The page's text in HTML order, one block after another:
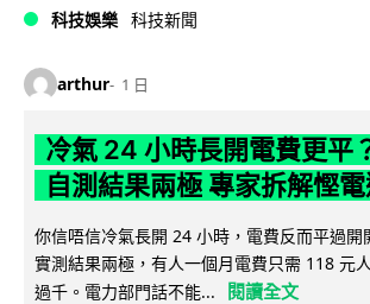
科技娛樂 科技新聞
arthur 1 日
冷氣 24 小時長開電費更平
自測結果兩極 專家拆解慳
你信唔信冷氣長開 24 小時，電費反而平過開
實測結果兩極，有人一個月電費只需 118 元
過千。電力部門話不能...
閱讀全文